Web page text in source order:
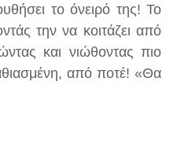
το όνειρό της! Το
την να κοιτάζει από
και νιώθοντας πιο
από ποτέ! «Θα